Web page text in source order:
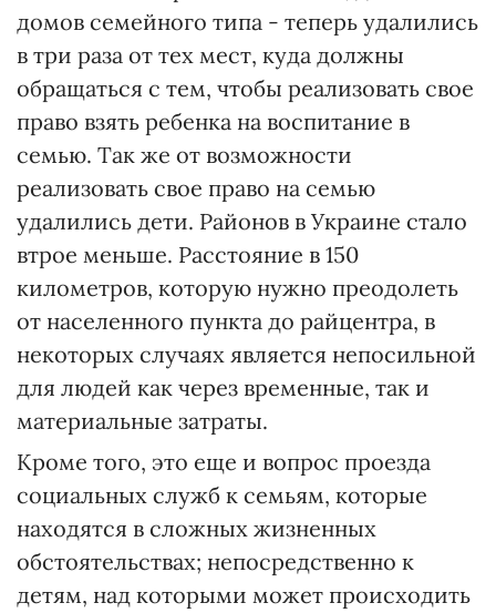
домов семейного типа - теперь удалились
в три раза от тех мест, куда должны
обращаться с тем, чтобы реализовать свое
право взять ребенка на воспитание в
семью. Так же от возможности
реализовать свое право на семью
удалились дети. Районов в Украине стало
втрое меньше. Расстояние в 150
километров, которую нужно преодолеть
от населенного пункта до райцентра, в
некоторых случаях является непосильной
для людей как через временные, так и
материальные затраты.
Кроме того, это еще и вопрос проезда
социальных служб к семьям, которые
находятся в сложных жизненных
обстоятельствах; непосредственно к
детям, над которыми может происходить